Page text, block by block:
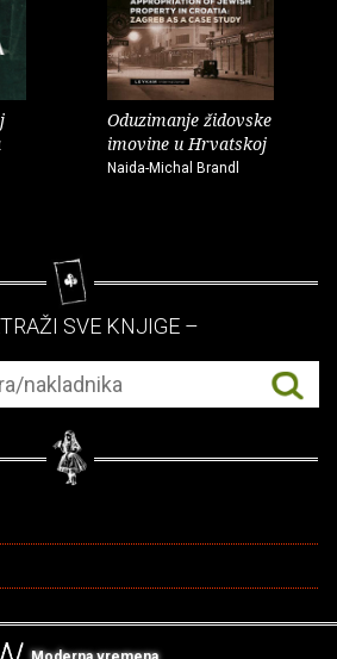
Oduzimanje židovske
imovine u Hrvatskoj
Naida-Michal Brandl
SVE KNJIGE –